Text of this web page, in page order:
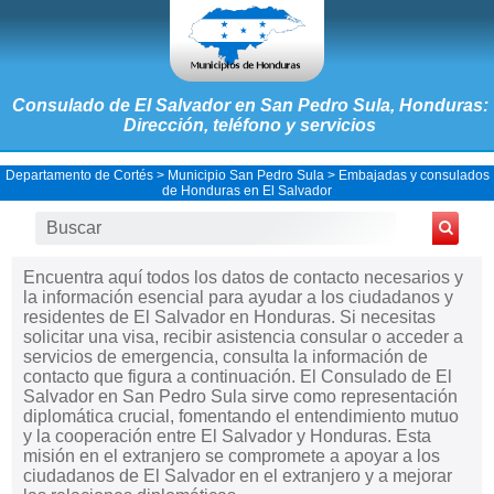
Consulado de El Salvador en San Pedro Sula, Honduras:
Dirección, teléfono y servicios
Departamento de Cortés> Municipio San Pedro Sula > Embajadas y consulados
de Honduras en El Salvador
Encuentra aquí todos los datos de contacto necesarios y
la información esencial para ayudar a los ciudadanos y
residentes de El Salvador en Honduras. Si necesitas
solicitar una visa, recibir asistencia consular o acceder a
servicios de emergencia, consulta la información de
contacto que figura a continuación. El Consulado de El
Salvador en San Pedro Sula sirve como representación
diplomática crucial, fomentando el entendimiento mutuo
y la cooperación entre El Salvador y Honduras. Esta
misión en el extranjero se compromete a apoyar a los
ciudadanos de El Salvador en el extranjero y a mejorar